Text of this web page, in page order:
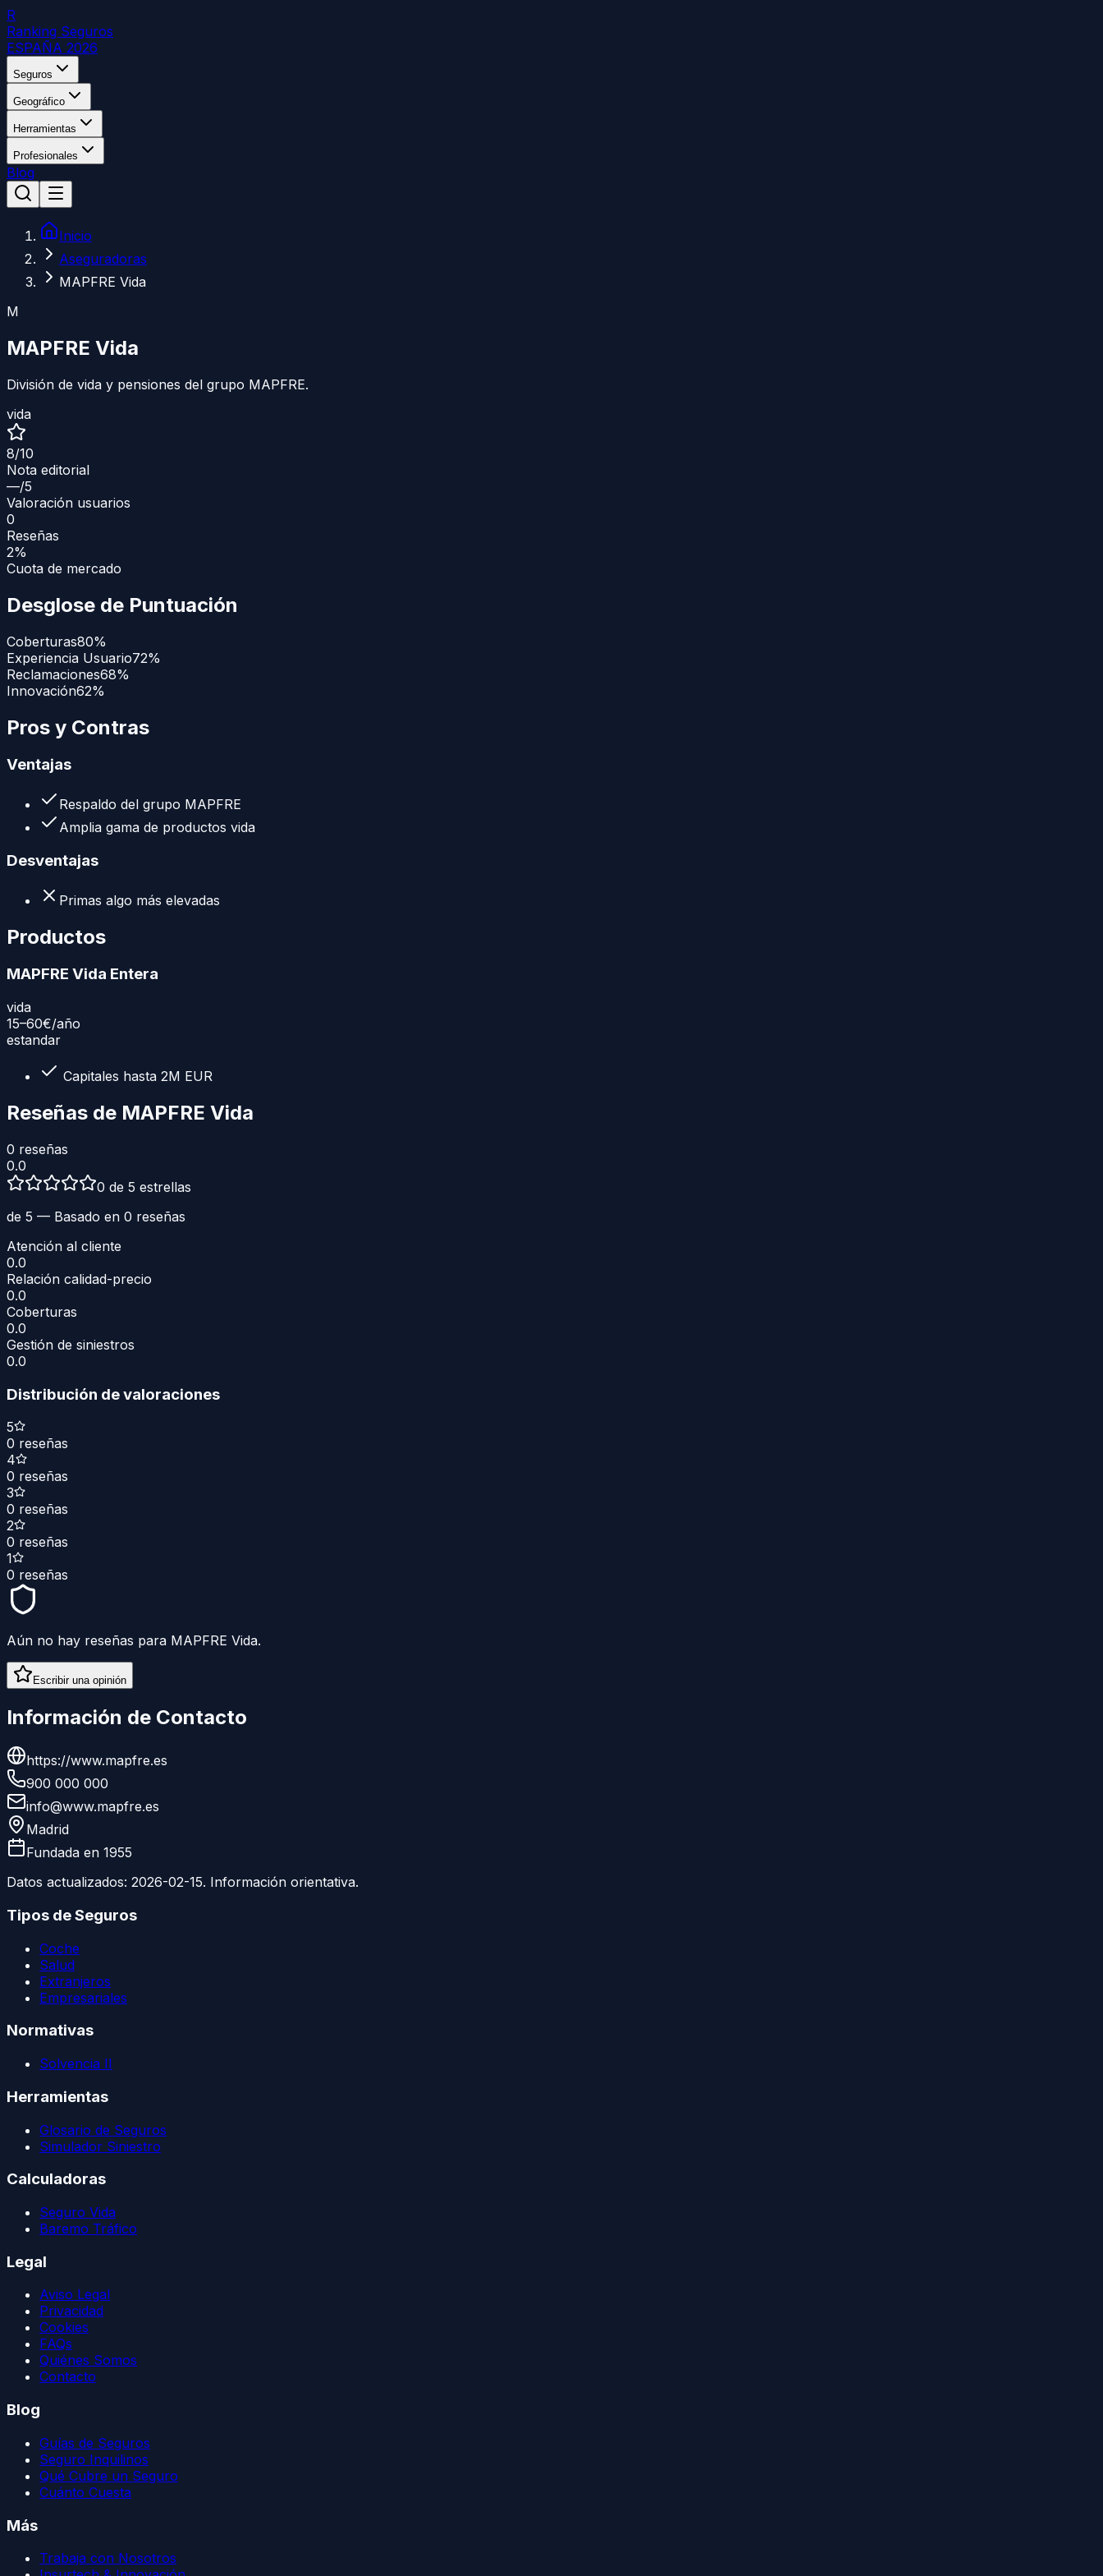
R
Ranking Seguros
ESPAÑA 2026
Seguros
Geográfico
Herramientas
Profesionales
Blog
Inicio
Aseguradoras
MAPFRE Vida
M
MAPFRE Vida
División de vida y pensiones del grupo MAPFRE.
vida
8/10
Nota editorial
—/5
Valoración usuarios
0
Reseñas
2%
Cuota de mercado
Desglose de Puntuación
Coberturas80%
Experiencia Usuario72%
Reclamaciones68%
Innovación62%
Pros y Contras
Ventajas
Respaldo del grupo MAPFRE
Amplia gama de productos vida
Desventajas
Primas algo más elevadas
Productos
MAPFRE Vida Entera
vida
15–60€/año
estandar
Capitales hasta 2M EUR
Reseñas de MAPFRE Vida
0 reseñas
0.0
0 de 5 estrellas
de 5 — Basado en 0 reseñas
Atención al cliente
0.0
Relación calidad-precio
0.0
Coberturas
0.0
Gestión de siniestros
0.0
Distribución de valoraciones
5
0 reseñas
4
0 reseñas
3
0 reseñas
2
0 reseñas
1
0 reseñas
Aún no hay reseñas para MAPFRE Vida.
Escribir una opinión
Información de Contacto
https://www.mapfre.es
900 000 000
info@www.mapfre.es
Madrid
Fundada en 1955
Datos actualizados: 2026-02-15. Información orientativa.
Tipos de Seguros
Coche
Salud
Extranjeros
Empresariales
Normativas
Solvencia II
Herramientas
Glosario de Seguros
Simulador Siniestro
Calculadoras
Seguro Vida
Baremo Tráfico
Legal
Aviso Legal
Privacidad
Cookies
FAQs
Quiénes Somos
Contacto
Blog
Guías de Seguros
Seguro Inquilinos
Qué Cubre un Seguro
Cuánto Cuesta
Más
Trabaja con Nosotros